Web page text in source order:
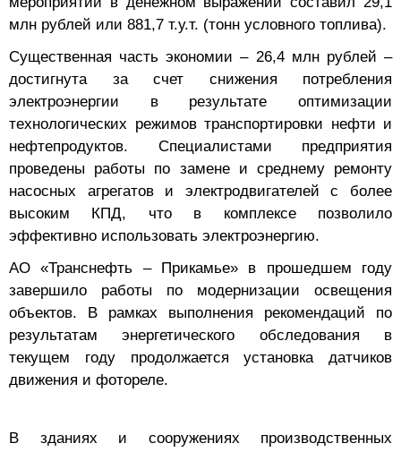
млн рублей или 881,7 т.у.т. (тонн условного топлива).
Существенная часть экономии – 26,4 млн рублей –
достигнута за счет снижения потребления
электроэнергии в результате оптимизации
технологических режимов транспортировки нефти и
нефтепродуктов. Специалистами предприятия
проведены работы по замене и среднему ремонту
насосных агрегатов и электродвигателей с более
высоким КПД, что в комплексе позволило
эффективно использовать электроэнергию.
АО «Транснефть – Прикамье» в прошедшем году
завершило работы по модернизации освещения
объектов. В рамках выполнения рекомендаций по
результатам энергетического обследования в
текущем году продолжается установка датчиков
движения и фотореле.
объектов в зимний период применялся режим